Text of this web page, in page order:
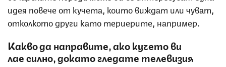
идея повече от кучета, които виждат или чуват,
отколкото други като териерите, например.
Какво да направите, ако кучето ви
лаесилно, докато гледате телевизия